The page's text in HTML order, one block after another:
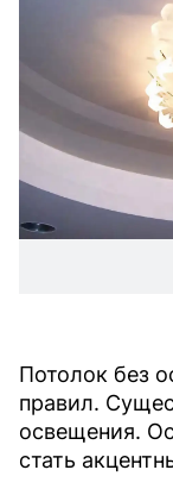
Потолок без
правил.
освещения.
стать